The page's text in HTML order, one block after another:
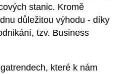
stanic. Kromě
důležitou výhodu - díky
tzv. Business
které k nám